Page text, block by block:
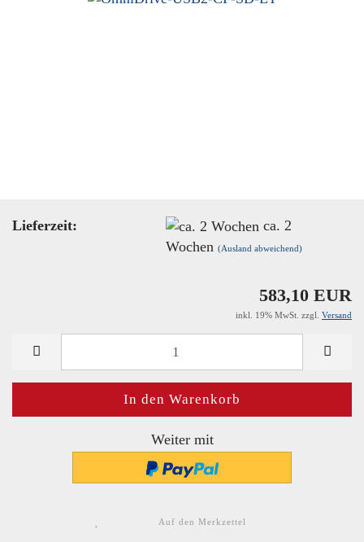
Lieferzeit:
ca. 2
Wochen(Ausland abweichend)
583,10 EUR
inkl. 19% MwSt. zzgl. Versand
Weiter mit
Auf den Merkzettel